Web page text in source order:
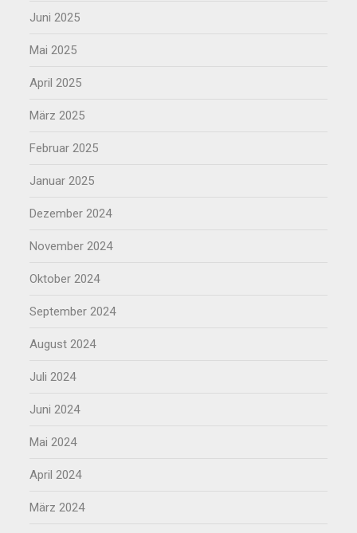
Juni 2025
Mai 2025
April 2025
März 2025
Februar 2025
Januar 2025
Dezember 2024
November 2024
Oktober 2024
September 2024
August 2024
Juli 2024
Juni 2024
Mai 2024
April 2024
März 2024